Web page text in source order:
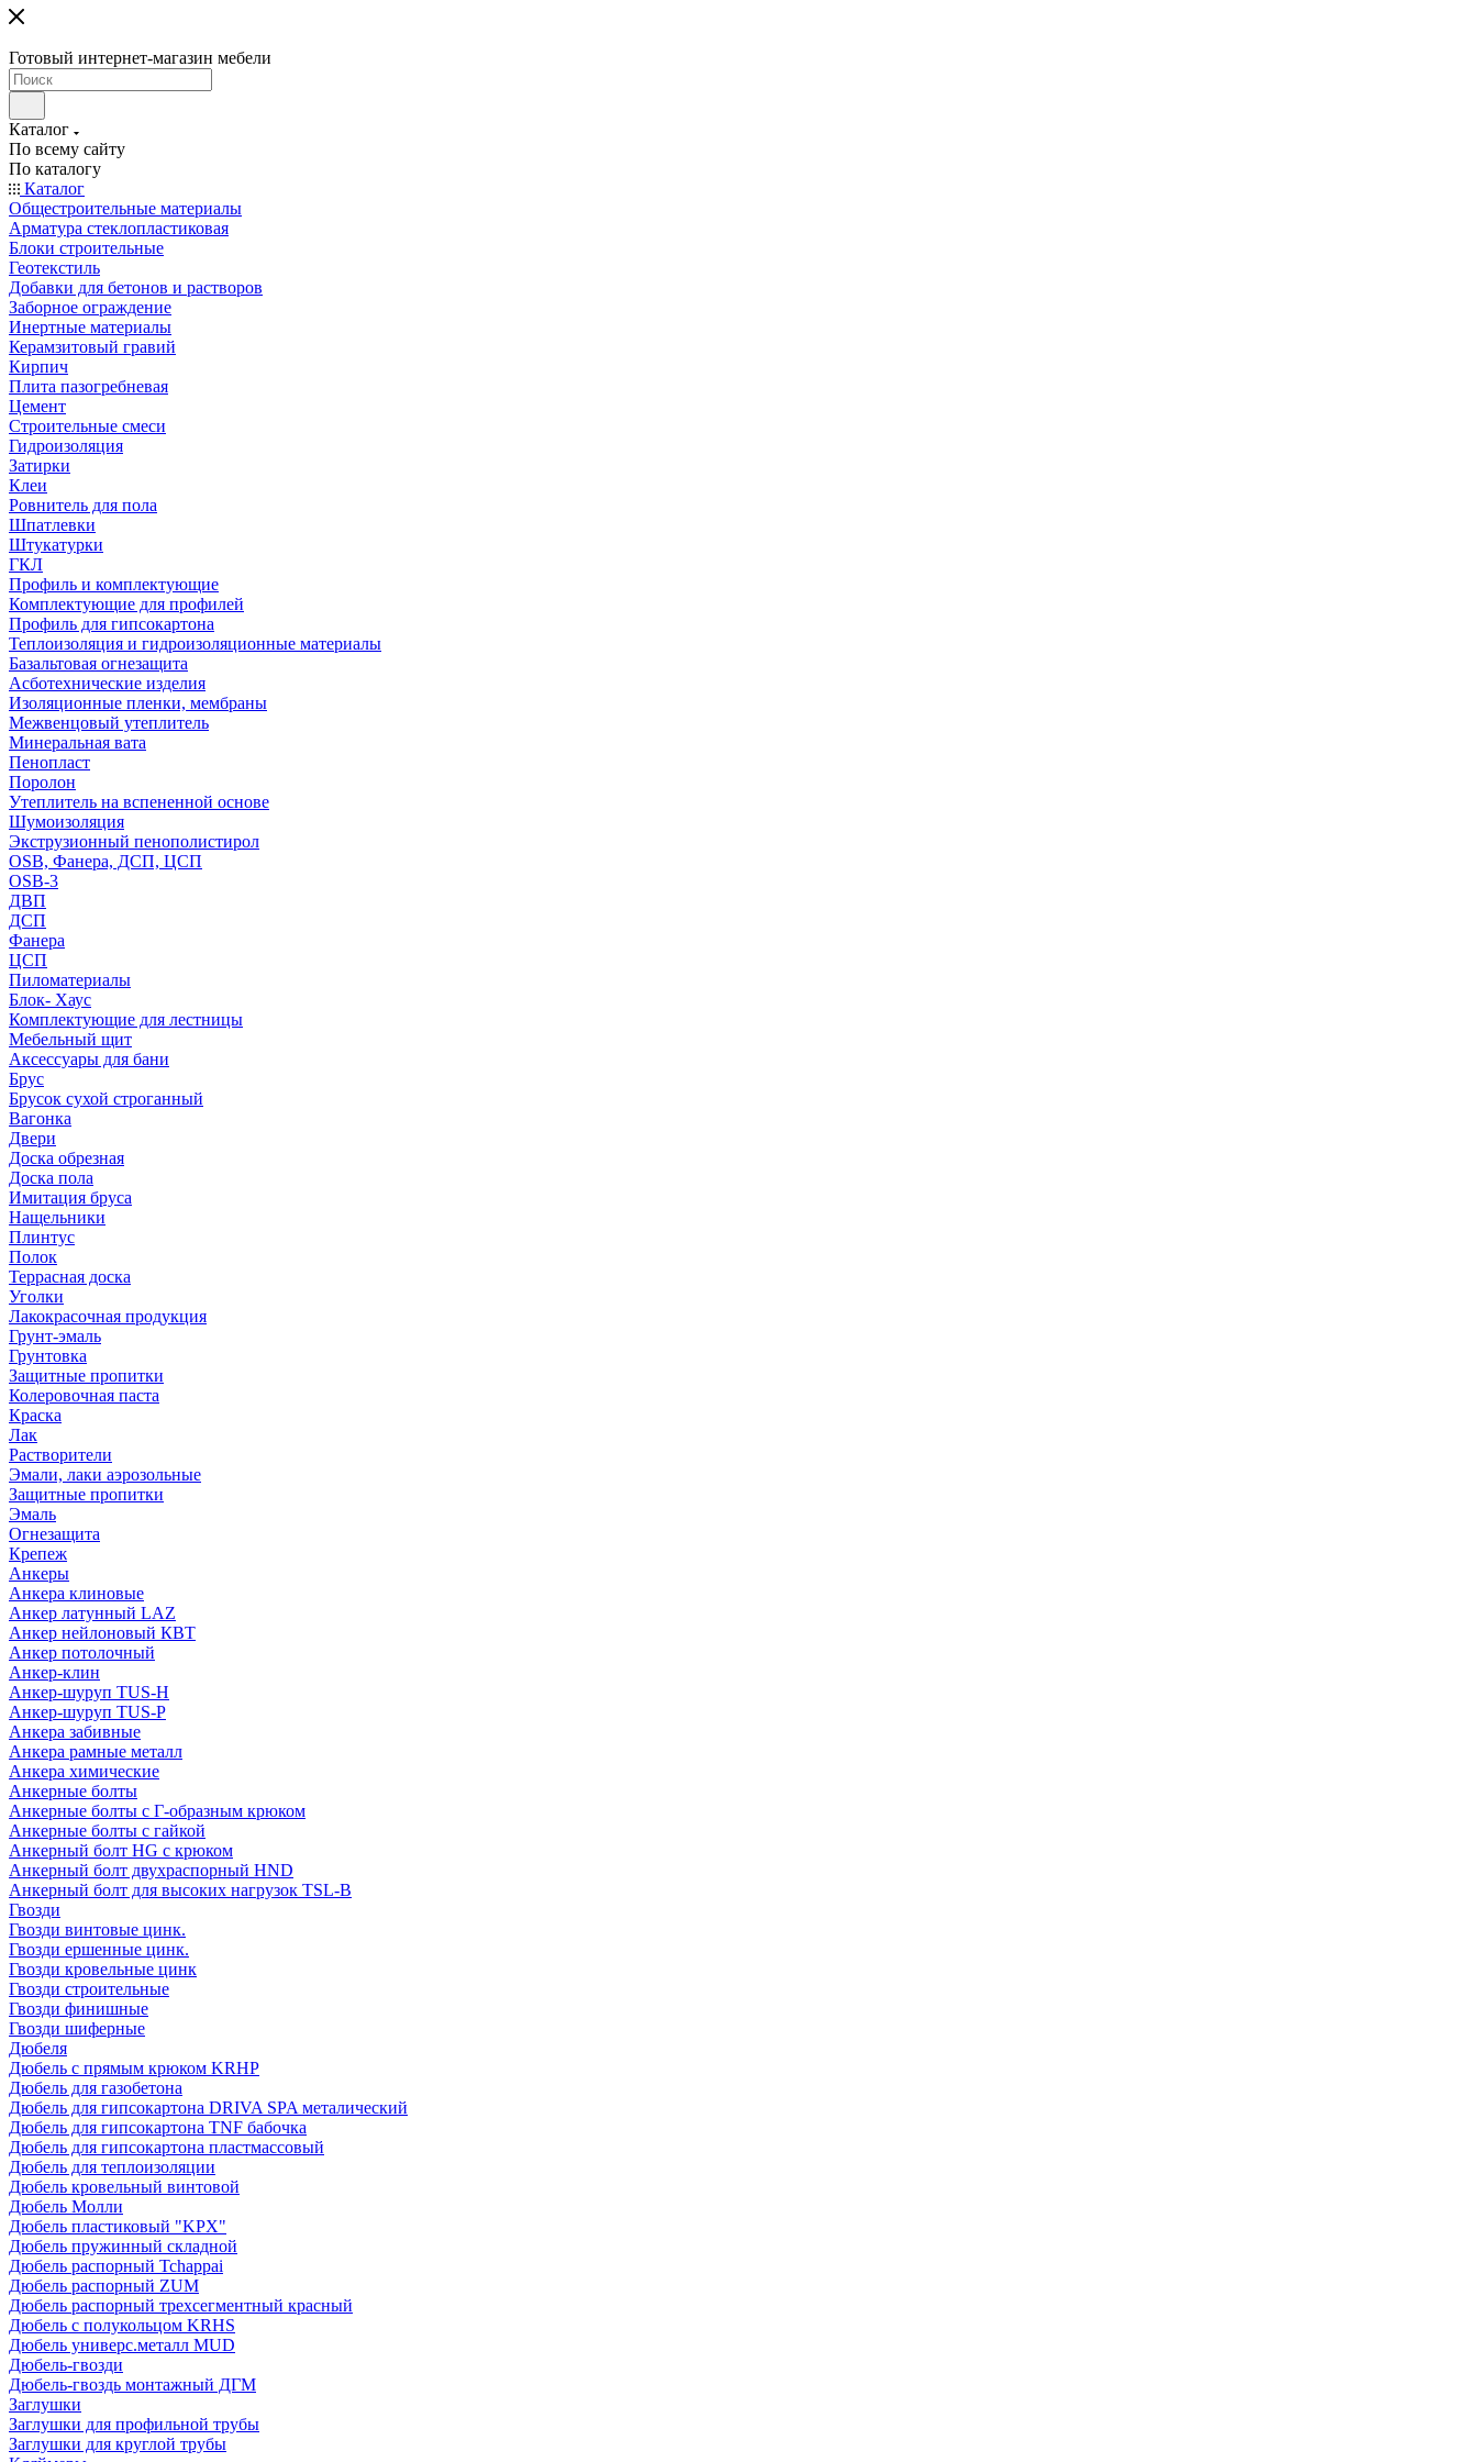
Готовый интернет-магазин мебели
Каталог
По всему сайту
По каталогу
Каталог
Общестроительные материалы
Арматура стеклопластиковая
Блоки строительные
Геотекстиль
Добавки для бетонов и растворов
Заборное ограждение
Инертные материалы
Керамзитовый гравий
Кирпич
Плита пазогребневая
Цемент
Строительные смеси
Гидроизоляция
Затирки
Клеи
Ровнитель для пола
Шпатлевки
Штукатурки
ГКЛ
Профиль и комплектующие
Комплектующие для профилей
Профиль для гипсокартона
Теплоизоляция и гидроизоляционные материалы
Базальтовая огнезащита
Асботехнические изделия
Изоляционные пленки, мембраны
Межвенцовый утеплитель
Минеральная вата
Пенопласт
Поролон
Утеплитель на вспененной основе
Шумоизоляция
Экструзионный пенополистирол
OSB, Фанера, ДСП, ЦСП
OSB-3
ДВП
ДСП
Фанера
ЦСП
Пиломатериалы
Блок- Хаус
Комплектующие для лестницы
Мебельный щит
Аксессуары для бани
Брус
Брусок сухой строганный
Вагонка
Двери
Доска обрезная
Доска пола
Имитация бруса
Нащельники
Плинтус
Полок
Террасная доска
Уголки
Лакокрасочная продукция
Грунт-эмаль
Грунтовка
Защитные пропитки
Колеровочная паста
Краска
Лак
Растворители
Эмали, лаки аэрозольные
Защитные пропитки
Эмаль
Огнезащита
Крепеж
Анкеры
Анкера клиновые
Анкер латунный LAZ
Анкер нейлоновый КВТ
Анкер потолочный
Анкер-клин
Анкер-шуруп TUS-H
Анкер-шуруп TUS-P
Анкера забивные
Анкера рамные металл
Анкера химические
Анкерные болты
Анкерные болты с Г-образным крюком
Анкерные болты с гайкой
Анкерный болт HG с крюком
Анкерный болт двухраспорный HND
Анкерный болт для высоких нагрузок TSL-B
Гвозди
Гвозди винтовые цинк.
Гвозди ершенные цинк.
Гвозди кровельные цинк
Гвозди строительные
Гвозди финишные
Гвозди шиферные
Дюбеля
Дюбель с прямым крюком KRHP
Дюбель для газобетона
Дюбель для гипсокартона DRIVA SPA металический
Дюбель для гипсокартона TNF бабочка
Дюбель для гипсокартона пластмассовый
Дюбель для теплоизоляции
Дюбель кровельный винтовой
Дюбель Молли
Дюбель пластиковый "KPX"
Дюбель пружинный складной
Дюбель распорный Tchappai
Дюбель распорный ZUM
Дюбель распорный трехсегментный красный
Дюбель с полукольцом KRHS
Дюбель универс.металл MUD
Дюбель-гвозди
Дюбель-гвоздь монтажный ДГМ
Заглушки
Заглушки для профильной трубы
Заглушки для круглой трубы